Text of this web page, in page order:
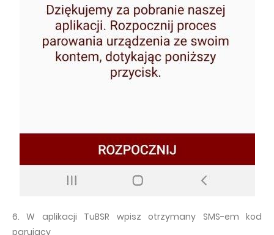
6. W aplikacji TuBSR wpisz otrzymany SMS-em kod
parujący